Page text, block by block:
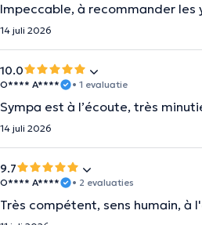
Impeccable, à recommander les
14 juli 2026
10.0
O**** A**** • 1 evaluatie
Sympa est à l’écoute, très
14 juli 2026
9.7
O**** A**** • 2 evaluaties
Très compétent, sens humain, à